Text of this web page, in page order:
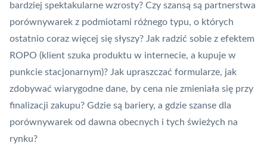
bardziej spektakularne wzrosty? Czy szansą są partnerstwa
porównywarek z podmiotami różnego typu, o których
ostatnio coraz więcej się słyszy? Jak radzić sobie z efektem
ROPO (klient szuka produktu w internecie, a kupuje w
punkcie stacjonarnym)? Jak upraszczać formularze, jak
zdobywać wiarygodne dane, by cena nie zmieniała się przy
finalizacji zakupu? Gdzie są bariery, a gdzie szanse dla
porównywarek od dawna obecnych i tych świeżych na
rynku?